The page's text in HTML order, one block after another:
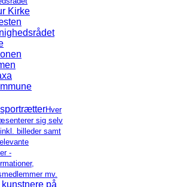
Kirke
Hver
sig selv
billeder samt
-
mv.
på